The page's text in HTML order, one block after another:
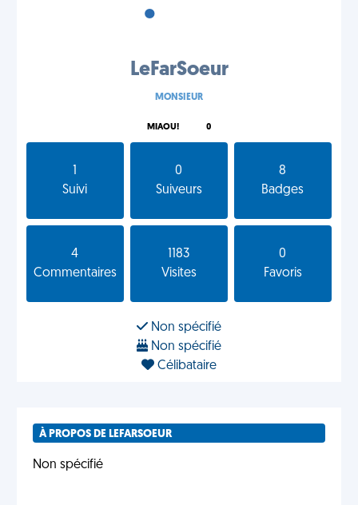
•
LeFarSoeur
MONSIEUR
MIAOU! 0
Suivi
0
Suiveurs
8
Badges
4
Commentaires
1183
Visites
0
Favoris
Non spécifié
Non spécifié
Célibataire
À PROPOS DE LEFARSOEUR
Non spécifié